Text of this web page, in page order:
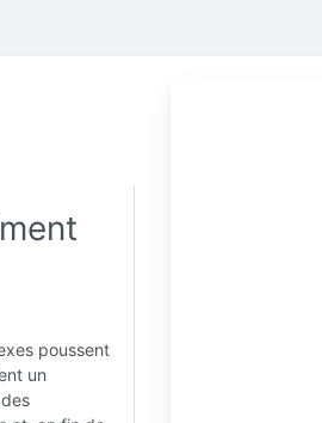
poussent
un